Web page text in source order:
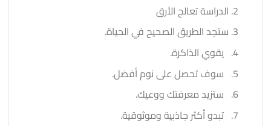
الدراسة تعالج الأرق
ستجد الطريق الصحيح في الحياة.
يقوي الذاكرة.
سوف تحصل على نوم أفضل.
ستزيد معرفتك ووعيك.
تبدو أكثر جاذبية وموثوقية.